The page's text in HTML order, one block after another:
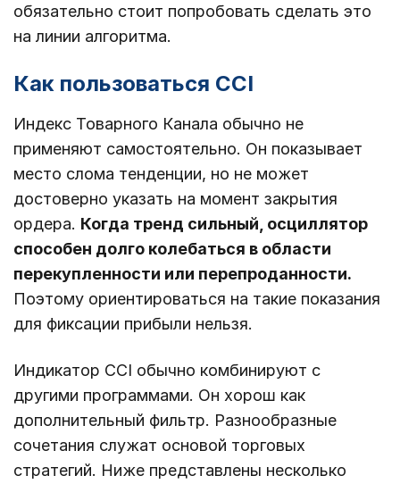
обязательно стоит попробовать сделать это
на линии алгоритма.
Как пользоваться CCI
Индекс Товарного Канала обычно не
применяют самостоятельно. Он показывает
место слома тенденции, но не может
достоверно указать на момент закрытия
ордера. Когда тренд сильный, осциллятор
способен долго колебаться в области
перекупленности или перепроданности.
Поэтому ориентироваться на такие показания
для фиксации прибыли нельзя.
Индикатор CCI обычно комбинируют с
другими программами. Он хорош как
дополнительный фильтр. Разнообразные
сочетания служат основой торговых
стратегий. Ниже представлены несколько